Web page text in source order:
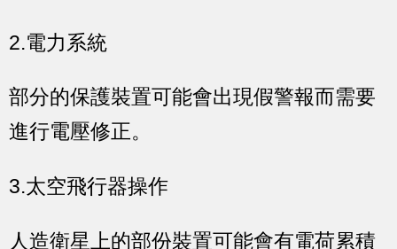
2.電力系統
部分的保護裝置可能會出現假警報而需要
進行電壓修正。
3.太空飛行器操作
人造衛星上的部份裝置可能會有電荷累積